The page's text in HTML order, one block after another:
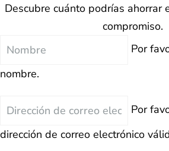
Descubre cuánto podrías ahorrar
compromiso.
Nombre
Por
nombre.
Correo
Por
dirección de correo electrónico